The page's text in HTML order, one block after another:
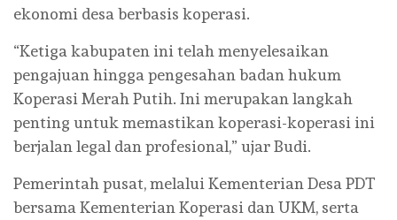
ekonomi desa berbasis koperasi.
“Ketiga kabupaten ini telah menyelesaikan
pengajuan hingga pengesahan badan hukum
Koperasi Merah Putih. Ini merupakan langkah
penting untuk memastikan koperasi-koperasi ini
berjalan legal dan profesional,” ujar Budi.
Pemerintah pusat, melalui Kementerian Desa PDT
bersama Kementerian Koperasi dan UKM, serta